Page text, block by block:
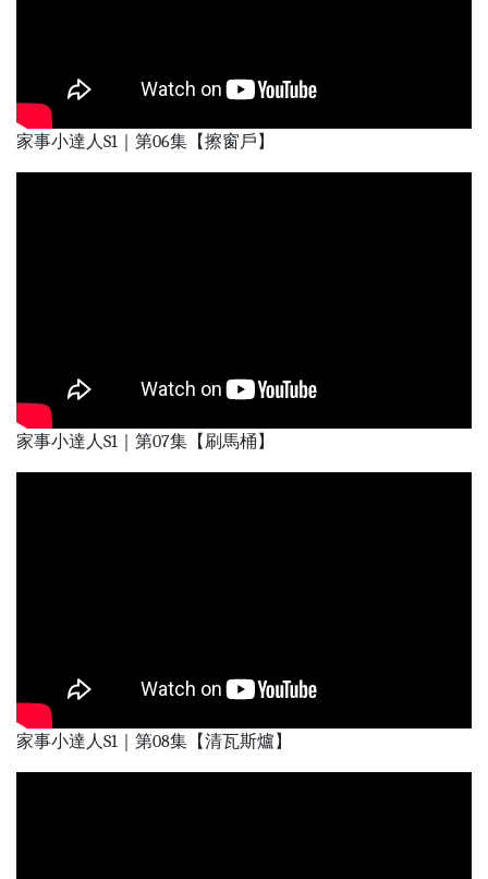
家事小達人S1｜第06集【擦窗戶】
家事小達人S1｜第07集【刷馬桶】
家事小達人S1｜第08集【清瓦斯爐】